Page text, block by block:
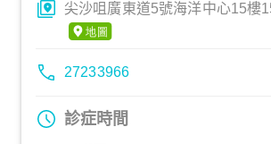
尖沙咀廣東道5號海洋中心15樓
27233966
診症時間